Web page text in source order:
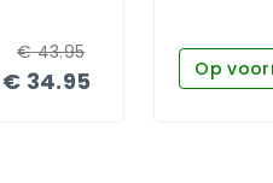
€ 34.95
€43.95
Op